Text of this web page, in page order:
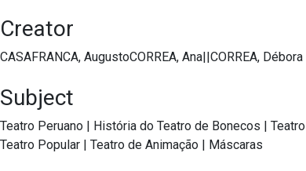
Creator
CASAFRANCA, AugustoCORREA, Ana||CORREA, Débora
Subject
Teatro Peruano | História do Teatro de Bonecos | Teatro
Teatro Popular | Teatro de Animação | Máscaras